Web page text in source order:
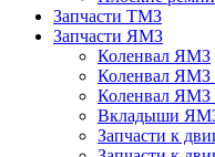
Запчасти ТМЗ
Запчасти ЯМЗ
Коленвал ЯМЗ
Коленвал ЯМЗ
Коленвал ЯМЗ
Вкладыши
Запчасти к